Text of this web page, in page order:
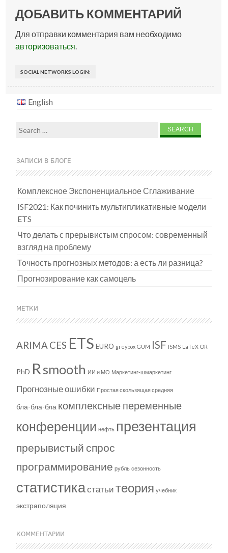
ДОБАВИТЬ КОММЕНТАРИЙ
Для отправки комментария вам необходимо
авторизоваться.
SOCIAL NETWORKS LOGIN:
English
Search
ЗАПИСИ В БЛОГЕ
Комплексное Экспоненциальное Сглаживание
ISF2021: Как починить мультипликативные модели
ETS
Что делать с прерывистым спросом: современный
взгляд на проблему
Точность прогнозных методов: а есть ли разница?
Прогнозирование как самоцель
МЕТКИ
ARIMA CES ETS EURO greybox GUM ISF ISMS LaTeX OR
PhD Rsmooth ИИ и МО Маркетинг-шмаркетинг
Прогнозные ошибки Простая скользящая средняя
бла-бла-бла комплексные переменные
конференции нефть презентация
прерывистый спрос
программирование рубль сезонность
статистикастатьи теория учебник
экстраполяция
КОММЕНТАРИИ